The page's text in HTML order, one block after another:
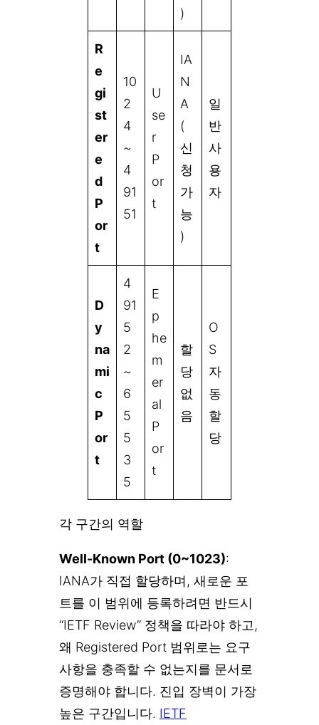
)
R
e
gi
st
er
e
d
P
or
t
10
2
4
~
4
91
51
U
se
r
P
or
t
IA
N
A
(
신
청
가
능
)
일
반
사
용
자
D
y
na
mi
c
P
or
t
4
91
5
2
~
6
5
5
3
5
E
p
he
m
er
al
P
or
t
할
당
없
음
O
S
자
동
할
당
각 구간의 역할
Well-Known Port (0~1023):
IANA가 직접 할당하며, 새로운 포
트를 이 범위에 등록하려면 반드시
“IETF Review” 정책을 따라야 하고,
왜 Registered Port 범위로는 요구
사항을 충족할 수 없는지를 문서로
증명해야 합니다. 진입 장벽이 가장
높은 구간입니다. IETF